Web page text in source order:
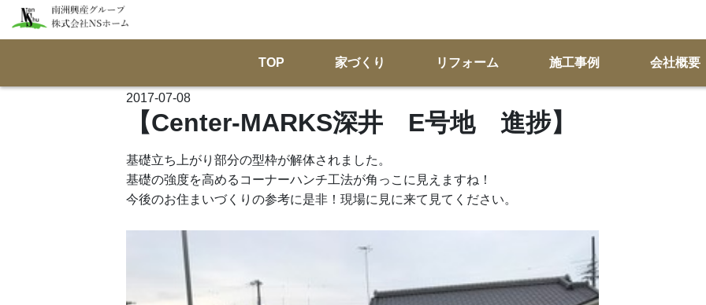
TOP 家づくり リフォーム 施工事例 会社概要
2017-07-08
【Center-MARKS深井 E号地 進捗】
基礎立ち上がり部分の型枠が解体されました。
基礎の強度を高めるコーナーハンチ工法が角っこに見えますね！
今後のお住まいづくりの参考に是非！現場に見に来て見てください。